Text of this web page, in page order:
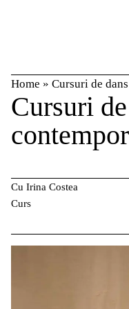
Home » Cursuri de
Cursuri
Cu Irina Costea
Curs